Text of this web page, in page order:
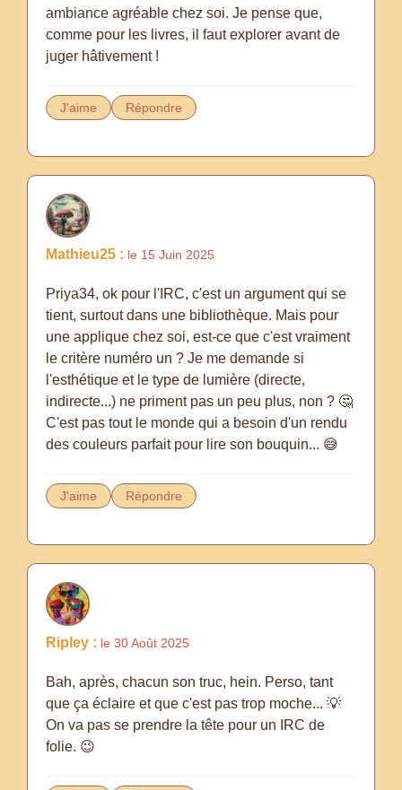
ambiance agréable chez soi. Je pense que,
comme pour les livres, il faut explorer avant de
juger hâtivement !
J'aime Répondre
Mathieu25 : le 15 Juin 2025
Priya34, ok pour l'IRC, c'est un argument qui se
tient, surtout dans une bibliothèque. Mais pour
une applique chez soi, est-ce que c'est vraiment
le critère numéro un ? Je me demande si
l'esthétique et le type de lumière (directe,
indirecte...) ne priment pas un peu plus, non ? 🤔
C'est pas tout le monde qui a besoin d'un rendu
des couleurs parfait pour lire son bouquin... 😅
J'aime Répondre
Ripley : le 30 Août 2025
Bah, après, chacun son truc, hein. Perso, tant
que ça éclaire et que c'est pas trop moche... 💡
On va pas se prendre la tête pour un IRC de
folie. 😉